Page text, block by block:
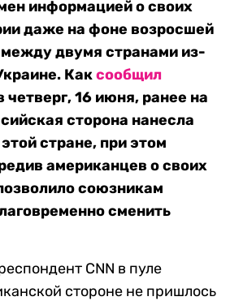
информацией о своих
даже на фоне возросшей
двумя странами из-
Каксообщил
четверг, 16 июня, ранее на
сторона нанесла
стране, при этом
американцев о своих
союзникам
сменить
CNN в пуле
стороне не пришлось